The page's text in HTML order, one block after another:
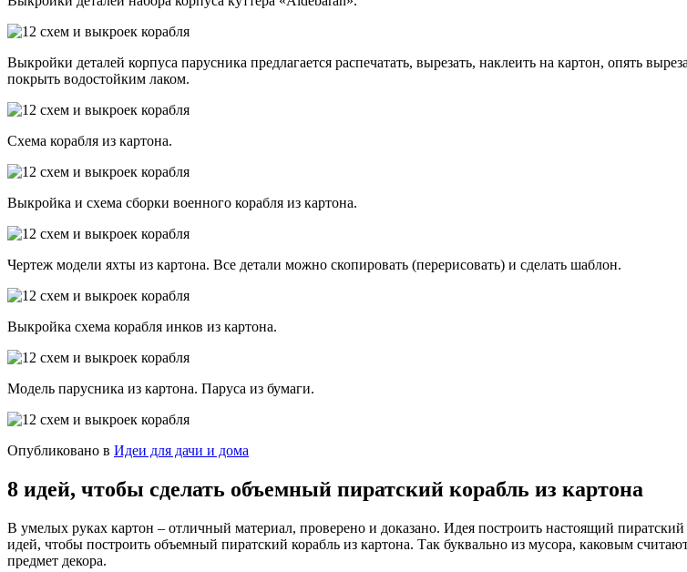
Выкройки деталей корпуса парусника предлагается распечатать, вырезать, наклеить на картон, опять
покрыть водостойким лаком.
Схема корабля из картона.
Выкройка и схема сборки военного корабля из картона.
Чертеж модели яхты из картона. Все детали можно скопировать (перерисовать) и сделать шаблон.
Выкройка схема корабля инков из картона.
Модель парусника из картона. Паруса из бумаги.
Опубликовано в Идеи для дачи и дома
8 идей, чтобы сделать объемный пиратский корабль из картона
В умелых руках картон – отличный материал, проверено и доказано. Идея построить настоящий
идей, чтобы построить объемный пиратский корабль из картона. Так буквально из мусора, каковым
предмет декора.